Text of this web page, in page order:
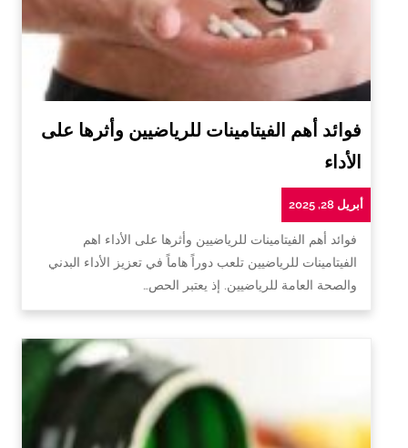
فوائد أهم الفيتامينات للرياضيين وأثرها على
الأداء
أبريل 28, 2025
فوائد أهم الفيتامينات للرياضيين وأثرها على الأداء اهم
الفيتامينات للرياضيين تلعب دوراً هاماً في تعزيز الأداء البدني
والصحة العامة للرياضيين. إذ يعتبر الحص…